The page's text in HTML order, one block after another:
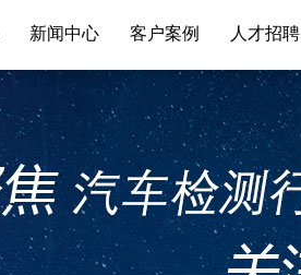
新闻中心 客户案例 人才招聘